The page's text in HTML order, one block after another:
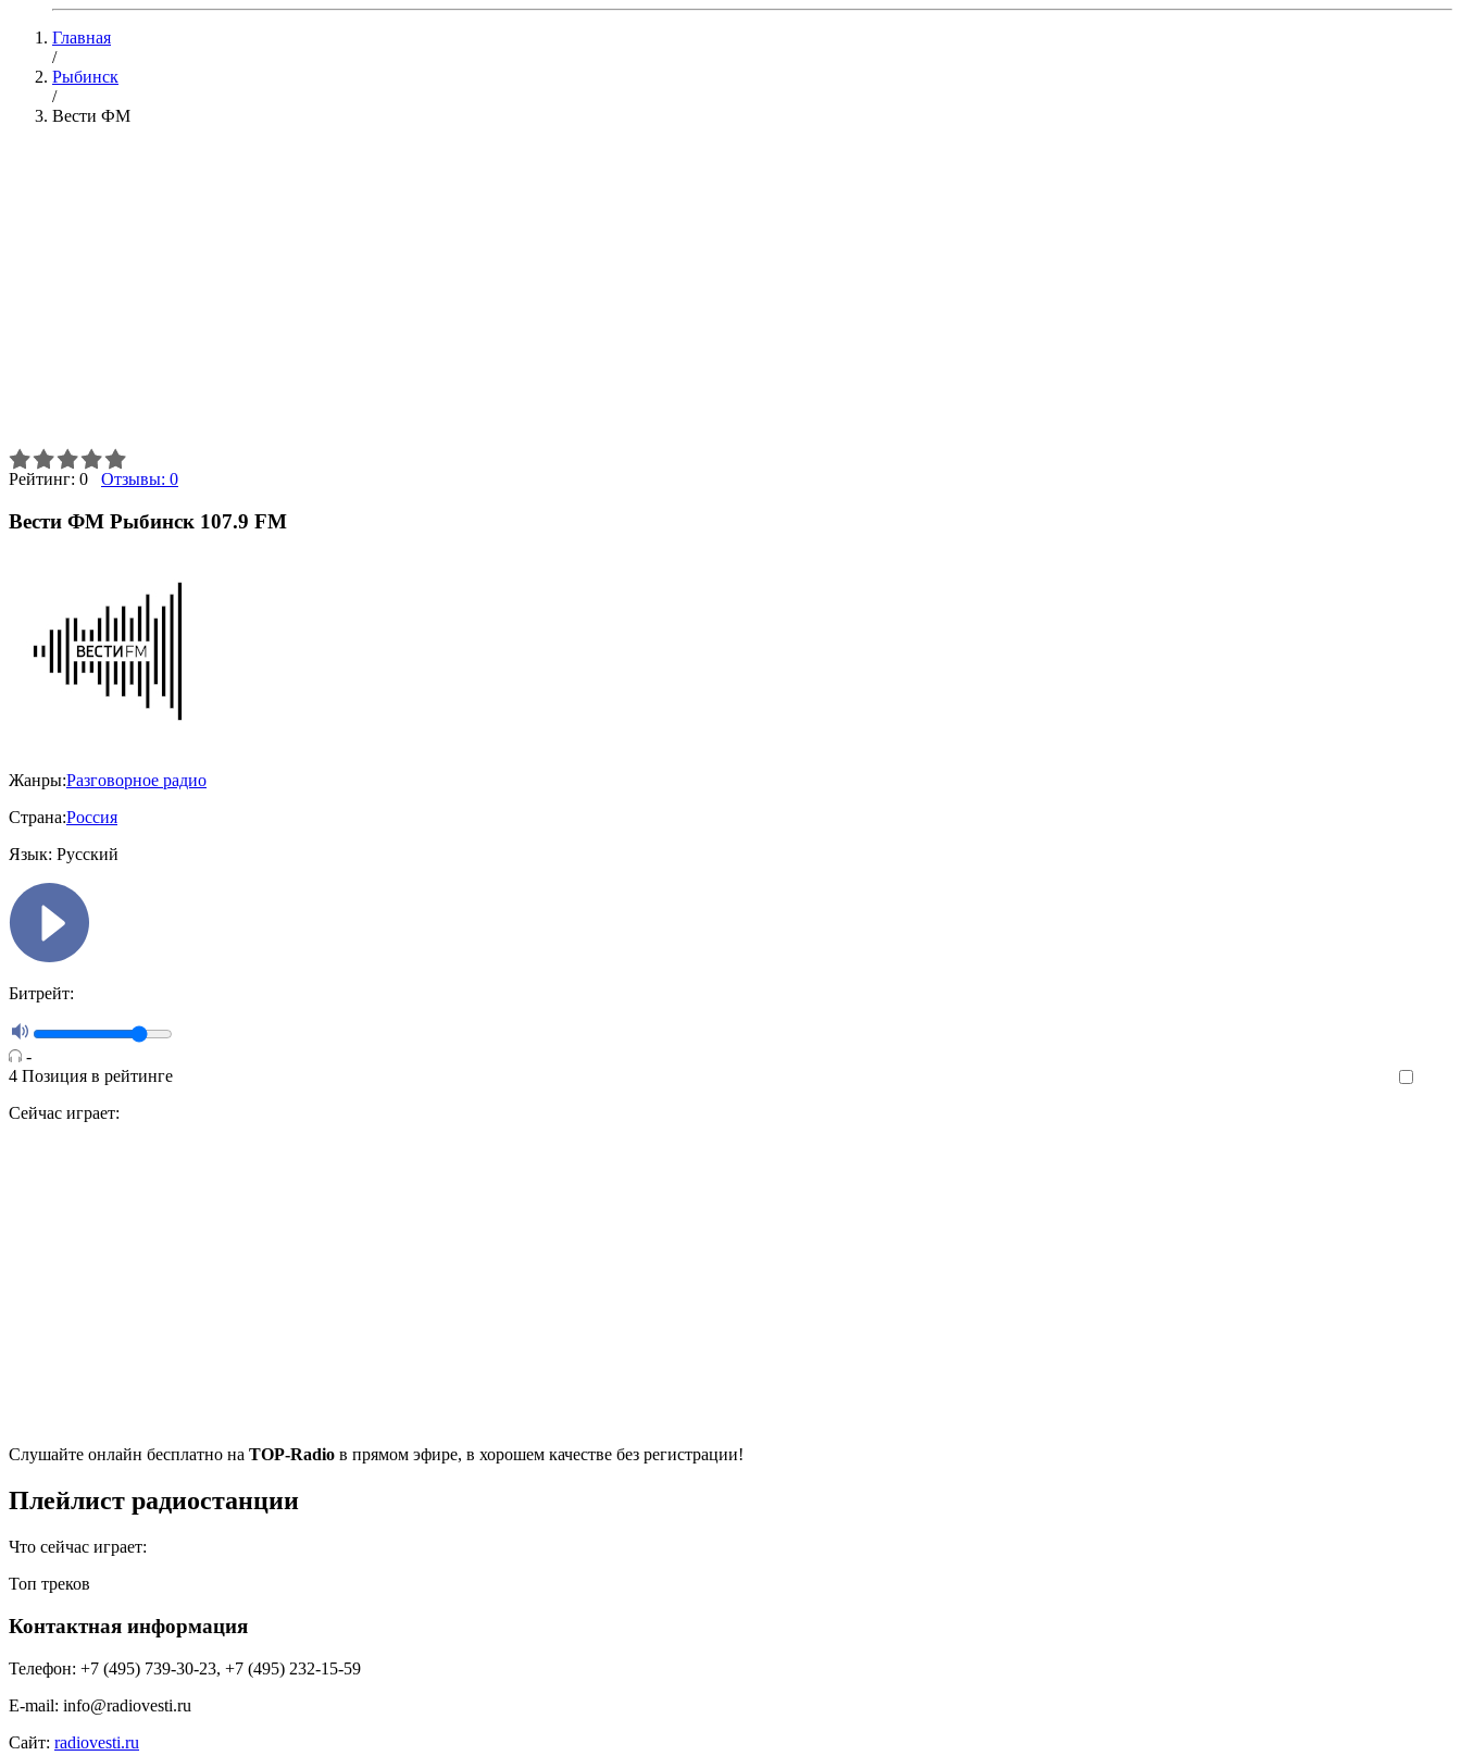
Главная
/
Рыбинск
/
Вести ФМ
Рейтинг: 0 Отзывы: 0
Вести ФМ Рыбинск 107.9 FM
Жанры:Разговорное радио
Страна:Россия
Язык: Русский
Битрейт:
-
4 Позиция в рейтинге
Сейчас играет:
Cлушайте онлайн бесплатно на TOP-Radio в прямом эфире, в хорошем качестве без регистрации!
Плейлист радиостанции
Что сейчас играет:
Топ треков
Контактная информация
Телефон: +7 (495) 739-30-23, +7 (495) 232-15-59
E-mail: info@radiovesti.ru
Сайт: radiovesti.ru